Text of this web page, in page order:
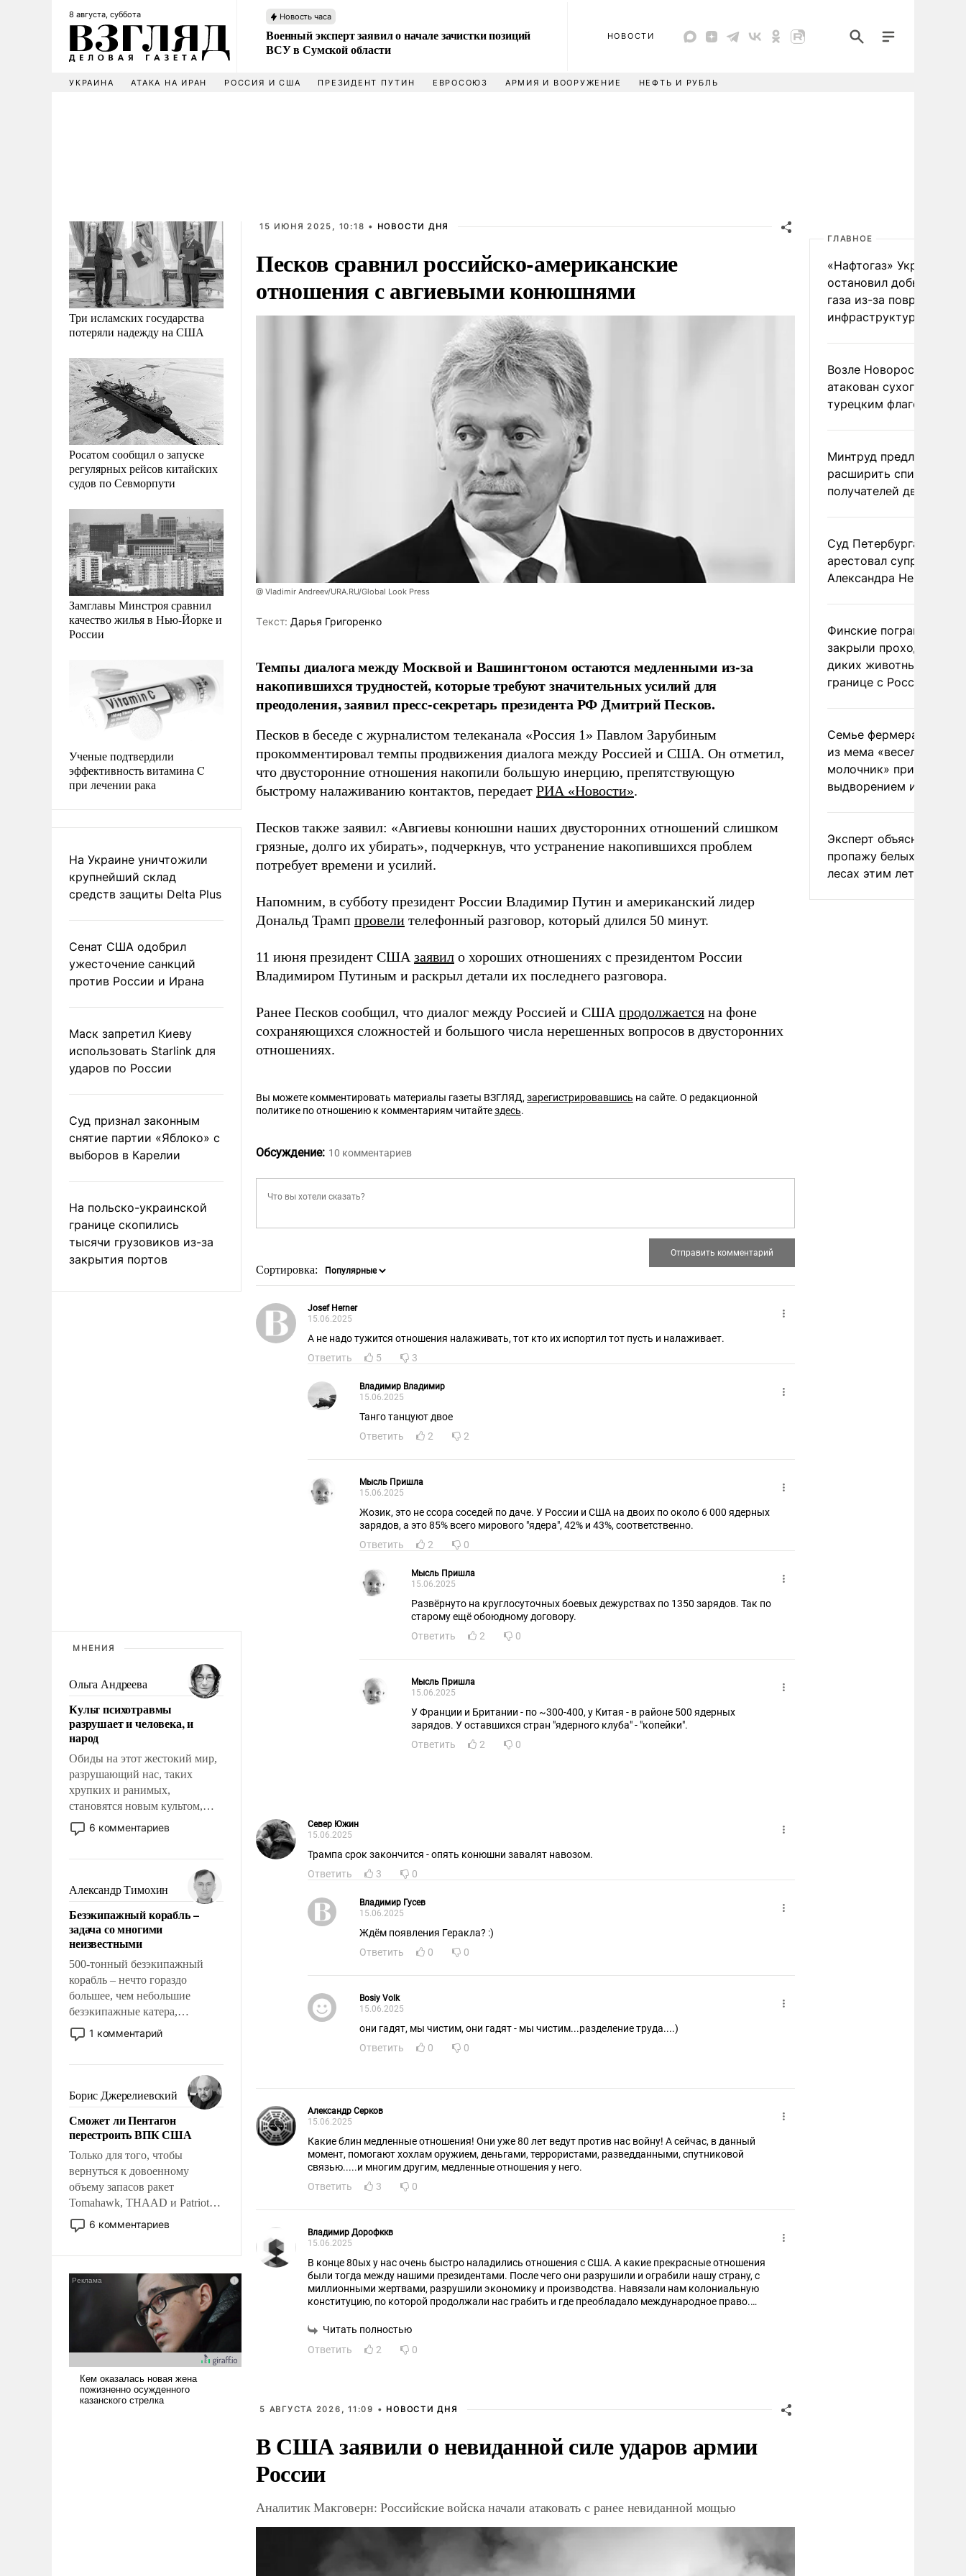
8 августа, суббота Новость часа
Военный эксперт заявил о начале зачистки позиций
ВСУ в Сумской области
НОВОСТИ
УКРАИНА АТАКА НА ИРАН РОССИЯ И США ПРЕЗИДЕНТ ПУТИН ЕВРОСОЮЗ АРМИЯ И ВООРУЖЕНИЕ НЕФТЬ И РУБЛЬ
Три исламских государства
потеряли надежду на США
Росатом сообщил о запуске
регулярных рейсов китайских
судов по Севморпути
Замглавы Минстроя сравнил
качество жилья в Нью-Йорке и
России
Ученые подтвердили
эффективность витамина C
при лечении рака
На Украине уничтожили
крупнейший склад
средств защиты Delta Plus
Сенат США одобрил
ужесточение санкций
против России и Ирана
Маск запретил Киеву
использовать Starlink для
ударов по России
Суд признал законным
снятие партии «Яблоко» с
выборов в Карелии
На польско-украинской
границе скопились
тысячи грузовиков из-за
закрытия портов
МНЕНИЯ
Ольга Андреева
Культ психотравмы
разрушает и человека, и
народ
Обиды на этот жестокий мир,
разрушающий нас, таких
хрупких и ранимых,
становятся новым культом,
постепенно вытесняя и
отменяя традиционное
мужественным и твердым под
ударами судьбы, брать на себя
ответственность, помогать
слабым, идти вперед и
адаптироваться.
6 комментариев
Александр Тимохин
Безэкипажный корабль –
задача со многими
неизвестными
500-тонный безэкипажный
корабль – нечто гораздо
большее, чем небольшие
безэкипажные катера,
применение которых уже
стало обыденностью. Задача по
сложна и амбициозна. Однако
и ее реализация радикально
поднимет наши боевые
возможности.
1 комментарий
Борис Джерелиевский
Сможет ли Пентагон
перестроить ВПК США
Только для того, чтобы
вернуться к довоенному
объему запасов ракет
Tomahawk, THAAD и Patriot
США потребуется более трех
лет. Даже небольшая война с
Сложившаяся ситуация
означает многолетний период
уязвимости США, например,
6 комментариев
15 ИЮНЯ 2025, 10:18 • НОВОСТИ ДНЯ
Песков сравнил российско-американские
отношения с авгиевыми конюшнями
@ Vladimir Andreev/URA.RU/Global Look Press
Tекст: Дарья Григоренко
Темпы диалога между Москвой и Вашингтоном остаются медленными из-за
накопившихся трудностей, которые требуют значительных усилий для
преодоления, заявил пресс-секретарь президента РФ Дмитрий Песков.
Песков в беседе с журналистом телеканала «Россия 1» Павлом Зарубиным
прокомментировал темпы продвижения диалога между Россией и США. Он отметил,
что двусторонние отношения накопили большую инерцию, препятствующую
быстрому налаживанию контактов, передает РИА «Новости».
Песков также заявил: «Авгиевы конюшни наших двусторонних отношений слишком
грязные, долго их убирать», подчеркнув, что устранение накопившихся проблем
потребует времени и усилий.
Напомним, в субботу президент России Владимир Путин и американский лидер
Дональд Трамп провели телефонный разговор, который длился 50 минут.
11 июня президент СШАзаявил о хороших отношениях с президентом России
Владимиром Путиным и раскрыл детали их последнего разговора.
Ранее Песков сообщил, что диалог между Россией и СШАпродолжается на фоне
сохраняющихся сложностей и большого числа нерешенных вопросов в двусторонних
отношениях.
Вы можете комментировать материалы газеты ВЗГЛЯД,зарегистрировавшись на сайте. О редакционной
политике по отношению к комментариям читайтездесь.
Обсуждение: 10 комментариев
Сортировка:
Josef Herner
15.06.2025
А не надо тужится отношения налаживать, тот кто их испортил тот пусть и налаживает.
Ответить
5 3
Владимир Владимир
15.06.2025
Танго танцуют двое
Ответить
2 2
Мысль Пришла
15.06.2025
Жозик, это не ссора соседей по даче. У России и США на двоих по около 6 000 ядерных
зарядов, а это 85% всего мирового "ядера", 42% и 43%, соответственно.
Ответить
2 0
Мысль Пришла
15.06.2025
Развёрнуто на круглосуточных боевых дежурствах по 1350 зарядов. Так по
старому ещё обоюдному договору.
Ответить
2 0
Мысль Пришла
15.06.2025
У Франции и Британии - по ~300-400, у Китая - в районе 500 ядерных
зарядов. У оставшихся стран "ядерного клуба" - "копейки".
Ответить
2 0
Север Южин
15.06.2025
Трампа срок закончится - опять конюшни завалят навозом.
Ответить
3 0
Владимир Гусев
15.06.2025
Ждём появления Геракла? :)
Ответить
0 0
Bosiy Volk
15.06.2025
они гадят, мы чистим, они гадят - мы чистим...разделение труда....)
Ответить
0 0
Александр Серков
15.06.2025
Какие блин медленные отношения! Они уже 80 лет ведут против нас войну! А сейчас, в данный
момент, помогают xoxлам оружием, деньгами, террористами, разведданными, спутниковой
связью.....и многим другим, медленные отношения у него.
Ответить
3 0
Владимир Дорофккв
15.06.2025
В конце 80ых у нас очень быстро наладились отношения с США. А какие прекрасные отношения
были тогда между нашими президентами. После чего они разрушили и ограбили нашу страну, с
миллионными жертвами, разрушили экономику и производства. Навязали нам колониальную
конституцию, по которой продолжали нас грабить и где преобладало международное право.
нацистский переворот в братской нам стране, а потом её же на нас натравили.
Читать полностью
Ответить
2 0
5 АВГУСТА 2026, 11:09 • НОВОСТИ ДНЯ
В США заявили о невиданной силе ударов армии
России
Аналитик Макговерн: Российские войска начали атаковать с ранее невиданной мощью
ГЛАВНОЕ
«Нафтогаз» Украины
остановил добычу
газа из-за повреждения
инфраструктуры
Возле Новороссийска
атакован сухогруз под
турецким флагом
Минтруд предложил
расширить список
получателей двух
Суд Петербурга заочно
арестовал супругу
Александра Невзорова
Финские пограничники
закрыли проходы для
диких животных на
границе с Россией
Семье фермера
из мема «веселый
молочник» пригрозили
выдворением из
Эксперт объяснил
пропажу белых грибов
лесах этим летом